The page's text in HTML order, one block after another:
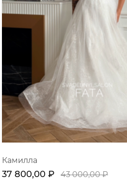
Камилла
37 800,00 ₽ 43 000,00 ₽